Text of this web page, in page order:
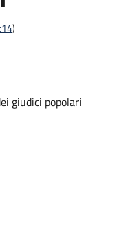
)
giudici popolari